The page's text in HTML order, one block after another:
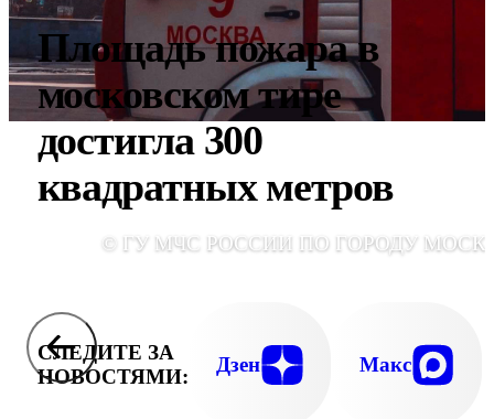
Площадь пожара в
московском тире
достигла 300
квадратных метров
© ГУ МЧС РОССИИ ПО ГОРОДУ
СЛЕДИТЕ ЗА
НОВОСТЯМИ:
Дзен Макс